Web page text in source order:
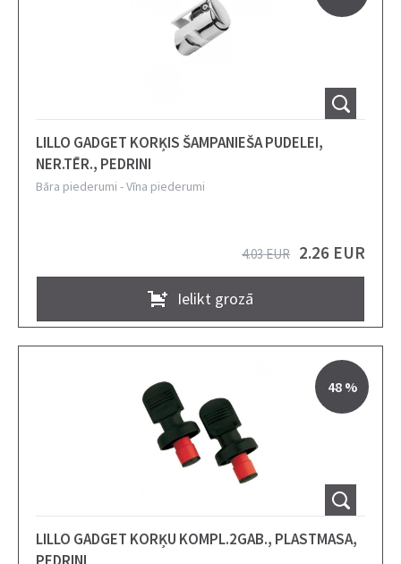
LILLO GADGET KORĶIS ŠAMPANIEŠA PUDELEI,
NER.TĒR., PEDRINI
Bāra piederumi -Vīna piederumi
2.26 EUR
4.03 EUR
Ielikt grozā
48 %
LILLO GADGET KORĶU KOMPL.2GAB., PLASTMASA,